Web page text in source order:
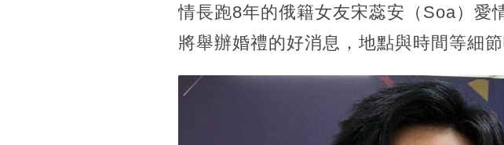
情長跑8年的俄籍女友宋蕊安（Soa）愛
將舉辦婚禮的好消息，地點與時間等細